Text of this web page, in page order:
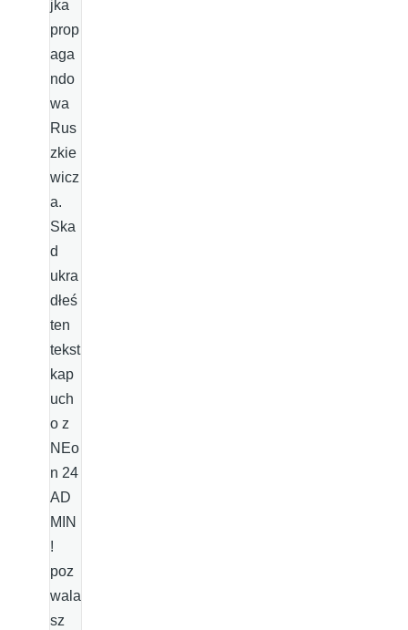
jka
prop
aga
ndo
wa
Rus
zkie
wicz
a.
Ska
d
ukra
dłeś
ten
tekst
kap
uch
o z
NEo
n 24
AD
MIN
!
poz
wala
sz